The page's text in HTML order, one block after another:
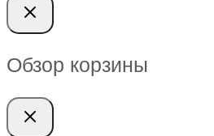
Обзор корзины